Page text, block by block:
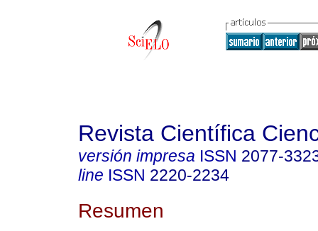
Revista Científica
versión impresa ISSN 2077-
line ISSN 2220-2234
Resumen